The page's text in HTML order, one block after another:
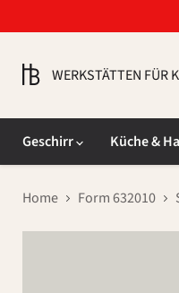
WERKSTÄTTEN FÜR
Geschirr
Küche &
Home Form 632010